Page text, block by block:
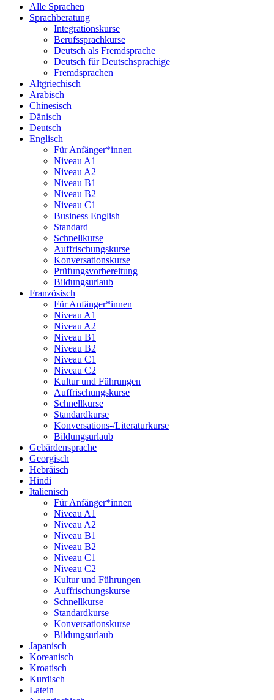
Alle Sprachen
Sprachberatung
Integrationskurse
Berufssprachkurse
Deutsch als Fremdsprache
Deutsch für Deutschsprachige
Fremdsprachen
Altgriechisch
Arabisch
Chinesisch
Dänisch
Deutsch
Englisch
Für Anfänger*innen
Niveau A1
Niveau A2
Niveau B1
Niveau B2
Niveau C1
Business English
Standard
Schnellkurse
Auffrischungskurse
Konversationskurse
Prüfungsvorbereitung
Bildungsurlaub
Französisch
Für Anfänger*innen
Niveau A1
Niveau A2
Niveau B1
Niveau B2
Niveau C1
Niveau C2
Kultur und Führungen
Auffrischungskurse
Schnellkurse
Standardkurse
Konversations-/Literaturkurse
Bildungsurlaub
Gebärdensprache
Georgisch
Hebräisch
Hindi
Italienisch
Für Anfänger*innen
Niveau A1
Niveau A2
Niveau B1
Niveau B2
Niveau C1
Niveau C2
Kultur und Führungen
Auffrischungskurse
Schnellkurse
Standardkurse
Konversationskurse
Bildungsurlaub
Japanisch
Koreanisch
Kroatisch
Kurdisch
Latein